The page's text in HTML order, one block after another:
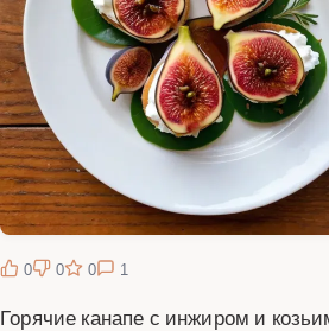
0 0 0 1
Горячие канапе с инжиром и